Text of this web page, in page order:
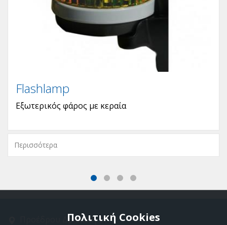
Flashlamp
Εξωτερικός φάρος με κεραία
Περισσότερα
Προέδρου Δρακάκη 11Πολιτική Cookies